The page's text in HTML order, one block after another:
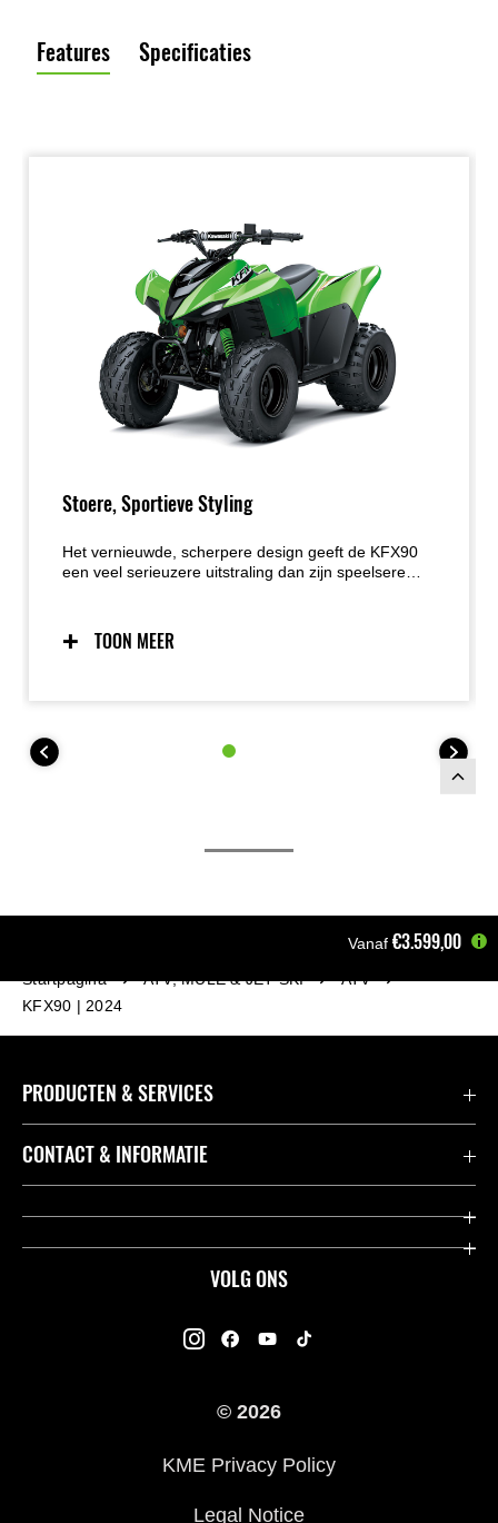
Features Specificaties
Stoere, Sportieve Styling
Het vernieuwde, scherpere design geeft de KFX90
een veel serieuzere uitstraling dan zijn speelsere
herkenbaar is als een échte Kawasaki.
TOON MEER
Vanaf €3.599,00
Startpagina ATV, MULE & JET SKI
ATV
KFX90 | 2024
VOLG ONS
PRODUCTEN & SERVICES
Accessoires & Onderdelen
Dealers
K-Care Fabrieksgarantie
Gebruikershandleidingen
Kawasaki Road Assistance
Veelgestelde Vragen
CONTACT & INFORMATIE
Contact
© 2026
KME Privacy Policy
Legal Notice